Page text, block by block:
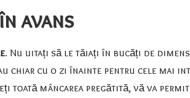
avans
. Nu uitați să le tăiați în bucăți de
cu o zi înainte pentru cele mai
toată mâncarea pregătită, vă va